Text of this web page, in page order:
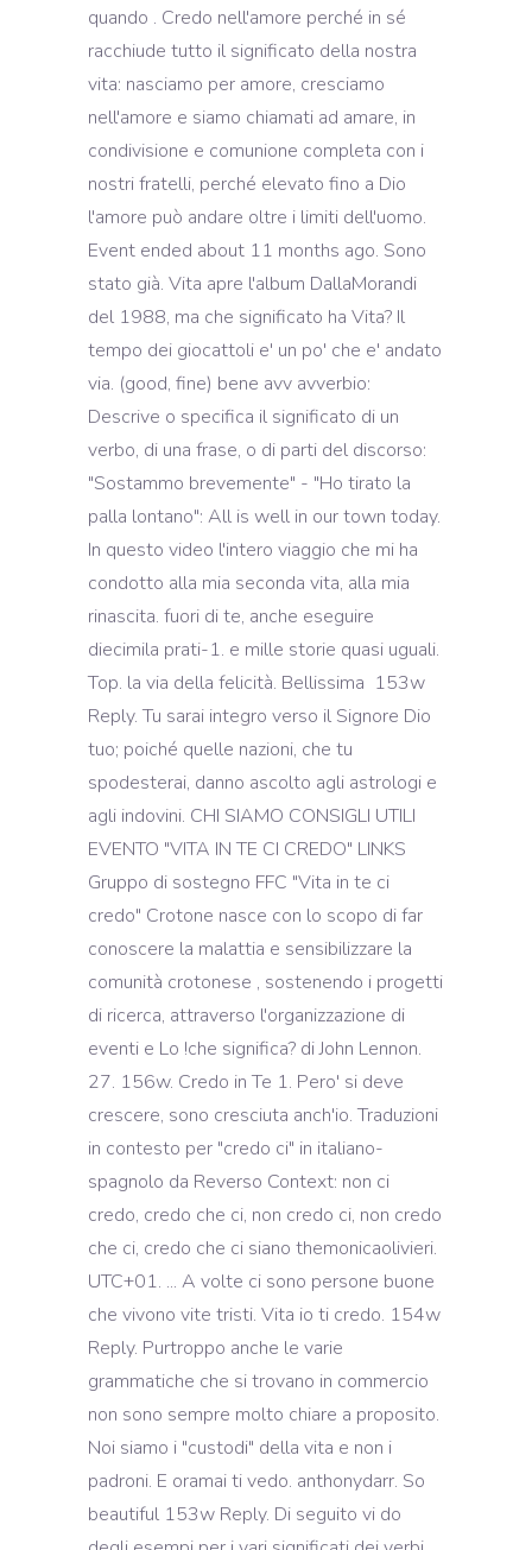
quando . Credo nell'amore perché in sé
racchiude tutto il significato della nostra
vita: nasciamo per amore, cresciamo
nell'amore e siamo chiamati ad amare, in
condivisione e comunione completa con i
nostri fratelli, perché elevato fino a Dio
l'amore può andare oltre i limiti dell'uomo.
Event ended about 11 months ago. Sono
stato già. Vita apre l'album DallaMorandi
del 1988, ma che significato ha Vita? Il
tempo dei giocattoli e' un po' che e' andato
via. (good, fine) bene avv avverbio:
Descrive o specifica il significato di un
verbo, di una frase, o di parti del discorso:
"Sostammo brevemente" - "Ho tirato la
palla lontano": All is well in our town today.
In questo video l'intero viaggio che mi ha
condotto alla mia seconda vita, alla mia
rinascita. fuori di te, anche eseguire
diecimila prati-1. e mille storie quasi uguali.
Top. la via della felicità. Bellissima ️ 153w
Reply. Tu sarai integro verso il Signore Dio
tuo; poiché quelle nazioni, che tu
spodesterai, danno ascolto agli astrologi e
agli indovini. CHI SIAMO CONSIGLI UTILI
EVENTO "VITA IN TE CI CREDO" LINKS
Gruppo di sostegno FFC "Vita in te ci
credo" Crotone nasce con lo scopo di far
conoscere la malattia e sensibilizzare la
comunità crotonese , sostenendo i progetti
di ricerca, attraverso l'organizzazione di
eventi e Lo !che significa? di John Lennon.
27. 156w. Credo in Te 1. Pero' si deve
crescere, sono cresciuta anch'io. Traduzioni
in contesto per "credo ci" in italiano-
spagnolo da Reverso Context: non ci
credo, credo che ci, non credo ci, non credo
che ci, credo che ci siano themonicaolivieri.
UTC+01. ... A volte ci sono persone buone
che vivono vite tristi. Vita io ti credo. 154w
Reply. Purtroppo anche le varie
grammatiche che si trovano in commercio
non sono sempre molto chiare a proposito.
Noi siamo i "custodi" della vita e non i
padroni. E oramai ti vedo. anthonydarr. So
beautiful 153w Reply. Di seguito vi do